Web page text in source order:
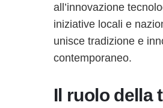
all’innovazione
iniziative locali e
unisce tradizione e
contemporaneo.
Il ruolo della